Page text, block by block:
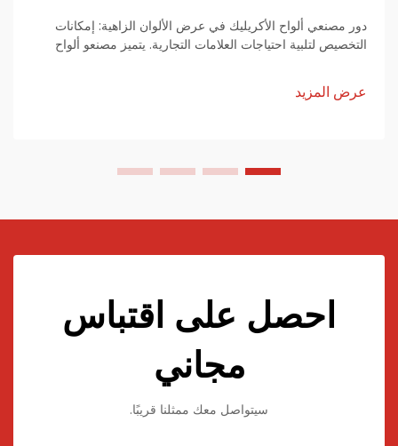
دور مصنعي ألواح الأكريليك في عرض الألوان الزاهية: إمكانات
التخصيص لتلبية احتياجات العلامات التجارية. يتميز مصنعو ألواح
شيء تقريبًا بدءًا من أنظمة الألوان إلى...
عرض المزيد
احصل على اقتباس
مجاني
سيتواصل معك ممثلنا قريبًا.